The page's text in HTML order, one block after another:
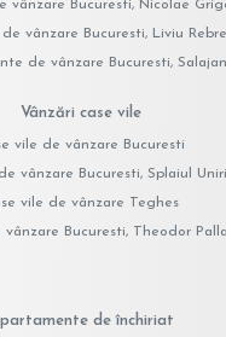
vânzare Bucuresti, Nicolae
vânzare Bucuresti, Liviu
de vânzare Bucuresti, Salajan
Vânzări case vile
vile de vânzare Bucuresti
vânzare Bucuresti, Splaiul
vile de vânzare Teghes
vânzare Bucuresti, Theodor
de închiriat